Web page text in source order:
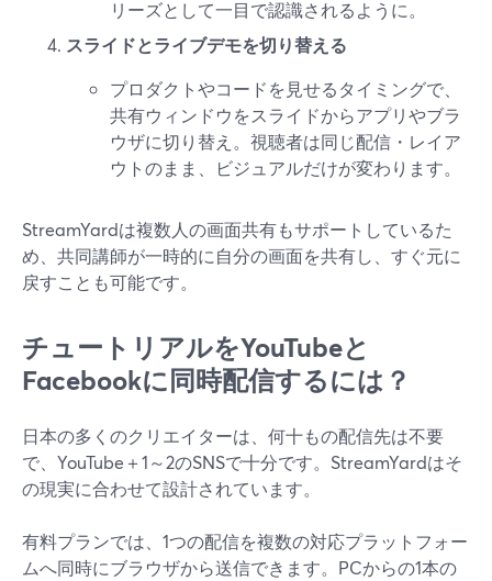
リーズとして一目で認識されるように。
スライドとライブデモを切り替える
プロダクトやコードを見せるタイミングで、
共有ウィンドウをスライドからアプリやブラ
ウザに切り替え。視聴者は同じ配信・レイア
ウトのまま、ビジュアルだけが変わります。
StreamYardは複数人の画面共有もサポートしているた
め、共同講師が一時的に自分の画面を共有し、すぐ元に
戻すことも可能です。
チュートリアルをYouTubeと
Facebookに同時配信するには？
日本の多くのクリエイターは、何十もの配信先は不要
で、YouTube＋1～2のSNSで十分です。StreamYardはそ
の現実に合わせて設計されています。
有料プランでは、1つの配信を複数の対応プラットフォー
ムへ同時にブラウザから送信できます。PCからの1本の